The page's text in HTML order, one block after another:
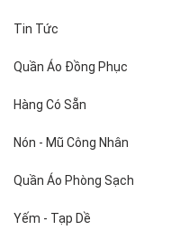
phẩm chi tiết...
Tin Tức
Quần Áo Đồng Phục
Hàng Có Sẵn
Nón - Mũ Công Nhân
Quần Áo Phòng Sạch
Yếm - Tạp Dề